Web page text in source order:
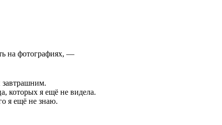
на фотографиях, —
завтрашним.
которых я ещё не видела.
я ещё не знаю.